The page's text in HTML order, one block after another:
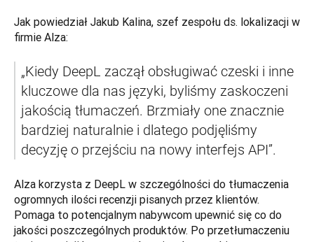
Jak powiedział Jakub Kalina, szef zespołu ds. lokalizacji w
firmie Alza:
„Kiedy DeepL zaczął obsługiwać czeski i inne
kluczowe dla nas języki, byliśmy zaskoczeni
jakością tłumaczeń. Brzmiały one znacznie
bardziej naturalnie i dlatego podjęliśmy
decyzję o przejściu na nowy interfejs API”.
Alza korzysta z DeepL w szczególności do tłumaczenia
ogromnych ilości recenzji pisanych przez klientów.
Pomaga to potencjalnym nabywcom upewnić się co do
jakości poszczególnych produktów. Po przetłumaczeniu